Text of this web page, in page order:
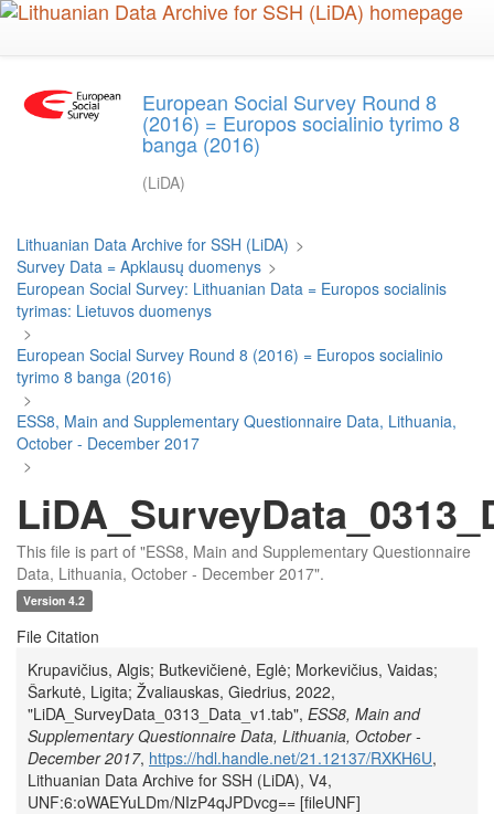
Skip
European Social Survey Round 8
(2016) = Europos socialinio tyrimo 8
banga (2016)
(LiDA)
Lithuanian Data Archive for SSH (LiDA) >
Survey Data = Apklausų duomenys >
European Social Survey: Lithuanian Data = Europos socialinis
tyrimas: Lietuvos duomenys
>
European Social Survey Round 8 (2016) = Europos socialinio
tyrimo 8 banga (2016)
>
ESS8, Main and Supplementary Questionnaire Data, Lithuania,
October - December 2017
>
This file is part of "ESS8, Main and Supplementary Questionnaire
Data, Lithuania, October - December 2017".
Version 4.2
File Citation
Krupavičius, Algis; Butkevičienė, Eglė; Morkevičius, Vaidas;
Šarkutė, Ligita; Žvaliauskas, Giedrius, 2022,
"LiDA_SurveyData_0313_Data_v1.tab", ESS8, Main and
Supplementary Questionnaire Data, Lithuania, October -
December 2017, https://hdl.handle.net/21.12137/RXKH6U,
Lithuanian Data Archive for SSH (LiDA), V4,
UNF:6:oWAEYuLDm/NIzP4qJPDvcg== [fileUNF]